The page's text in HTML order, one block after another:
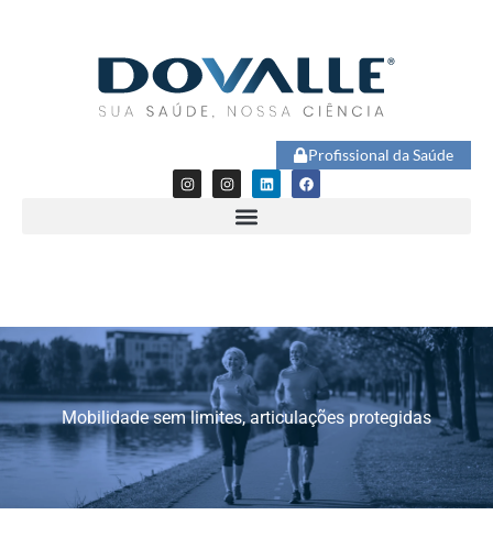
Profissional da Saúde
Mobilidade sem limites, articulações protegidas